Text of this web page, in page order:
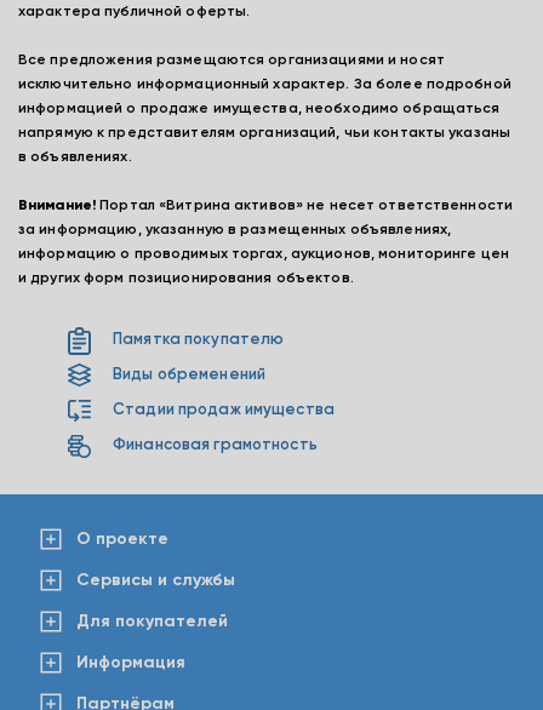
характера публичной оферты.
Все предложения размещаются организациями и носят
исключительно информационный характер. За более подробной
информацией о продаже имущества, необходимо обращаться
напрямую к представителям организаций, чьи контакты указаны
в объявлениях.
Внимание! Портал «Витрина активов» не несет ответственности
за информацию, указанную в размещенных объявлениях,
информацию о проводимых торгах, аукционов, мониторинге цен
и других форм позиционирования объектов.
Памятка покупателю
Виды обременений
Стадии продаж имущества
Финансовая грамотность
О проекте
Сервисы и службы
Для покупателей
Информация
Партнёрам